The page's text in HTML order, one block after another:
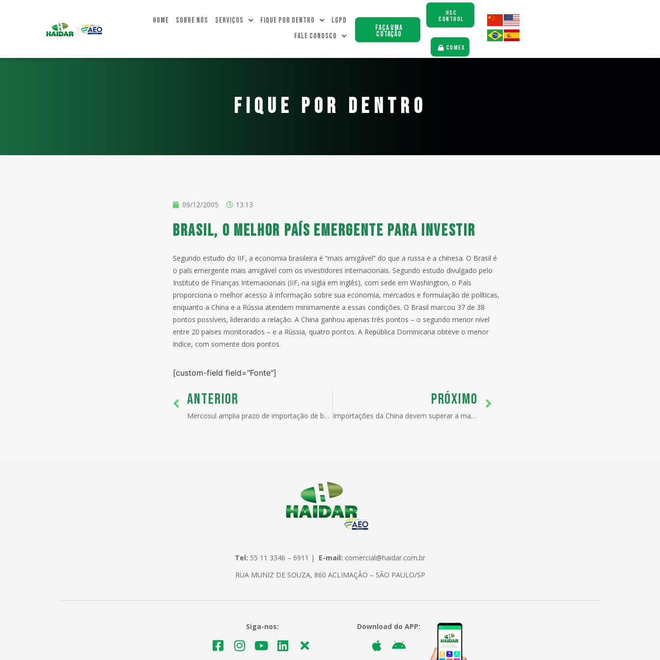
Home Sobre Nós Serviços Fique Por dentro
LGPD
Fale Conosco
Faça uma
Cotação
HSC
CONTROL
COMEX
FIQUE POR DENTRO
09/12/2005 13:13
Brasil, o melhor país emergente para investir
Segundo estudo do IIF, a economia brasileira é “mais amigável” do que a russa e a chinesa. O Brasil é
o país emergente mais amigável com os investidores internacionais. Segundo estudo divulgado pelo
Instituto de Finanças Internacionais (IIF, na sigla em inglês), com sede em Washington, o País
proporciona o melhor acesso à informação sobre sua economia, mercados e formulação de políticas,
enquanto a China e a Rússia atendem minimamente a essas condições. O Brasil marcou 37 de 38
pontos possíveis, liderando a relação. A China ganhou apenas três pontos – o segundo menor nível
entre 20 países monitorados – e a Rússia, quatro pontos. A República Dominicana obteve o menor
índice, com somente dois pontos.
[custom-field field="Fonte"]
ANTERIOR
Mercosul amplia prazo de importação de bens de capital sem cobrança da TEC
PRÓXIMO
Importações da China devem superar a marca de US$ 1 trilhão até 2010
Tel: 55 11 3346 – 6911 | E-mail: comercial@haidar.com.br
RUA MUNIZ DE SOUZA, 860 ACLIMAÇÃO – SÃO PAULO/SP
Siga-nos: Download do APP: